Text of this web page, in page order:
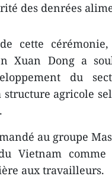
des denrées
de cette
Xuan Dong a
du
structure agricole
au groupe
Vietnam
aux travailleurs.